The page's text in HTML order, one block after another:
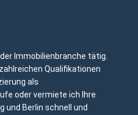
Immobilienbranche tätig.
Qualifikationen
als
oder vermiete ich Ihre
und Berlin schnell und